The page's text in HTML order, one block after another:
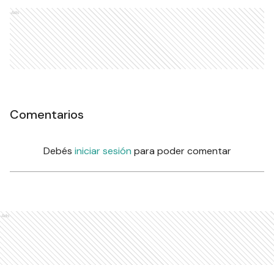
Ads
Comentarios
Debés iniciar sesión para poder comentar
Ads